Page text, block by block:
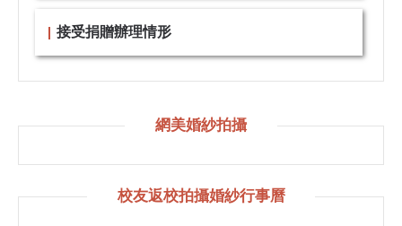
接受捐贈辦理情形
網美婚紗拍攝
校友返校拍攝婚紗行事曆